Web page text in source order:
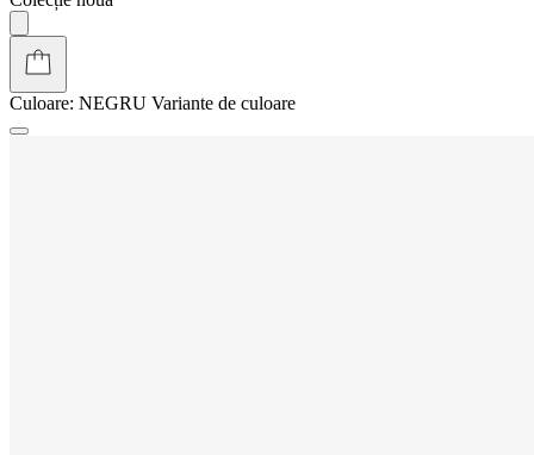
Culoare: NEGRU Variante de culoare